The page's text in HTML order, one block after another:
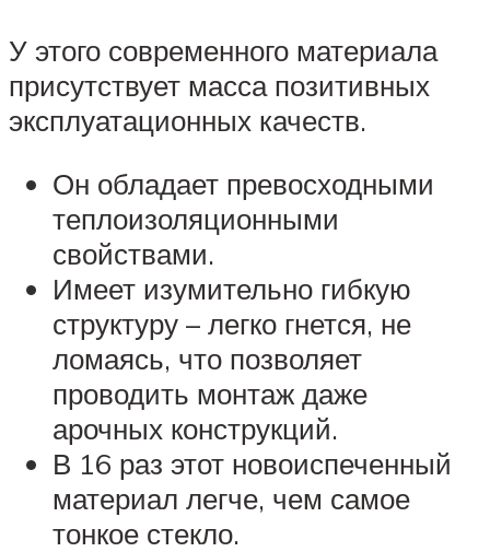
У этого современного материала
присутствует масса позитивных
эксплуатационных качеств.
Он обладает превосходными
теплоизоляционными
свойствами.
Имеет изумительно гибкую
структуру – легко гнется, не
ломаясь, что позволяет
проводить монтаж даже
арочных конструкций.
В 16 раз этот новоиспеченный
материал легче, чем самое
тонкое стекло.